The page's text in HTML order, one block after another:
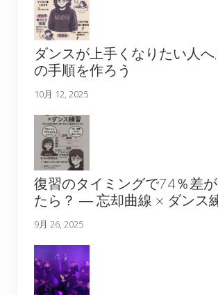
ダンスが上手くなりたい人へ
の手順を作ろう
10月 12, 2025
復習のタイミングで74％差
たら？ ― 忘却曲線 × ダンス
9月 26, 2025